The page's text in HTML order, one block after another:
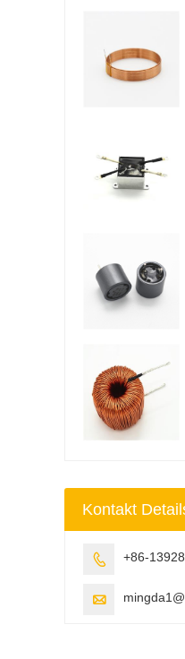
Kontakt
 +86-
